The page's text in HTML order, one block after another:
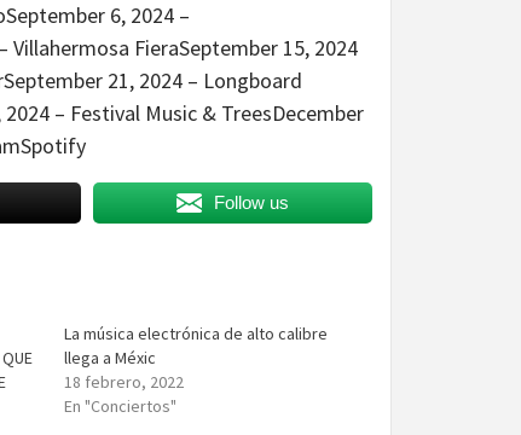
6, 2024 –
Villahermosa FieraSeptember 15, 2024
21, 2024 – Longboard
– Festival Music & TreesDecember
Follow us
La música electrónica de alto calibre
llega a Méxic
18 febrero, 2022
En "Conciertos"